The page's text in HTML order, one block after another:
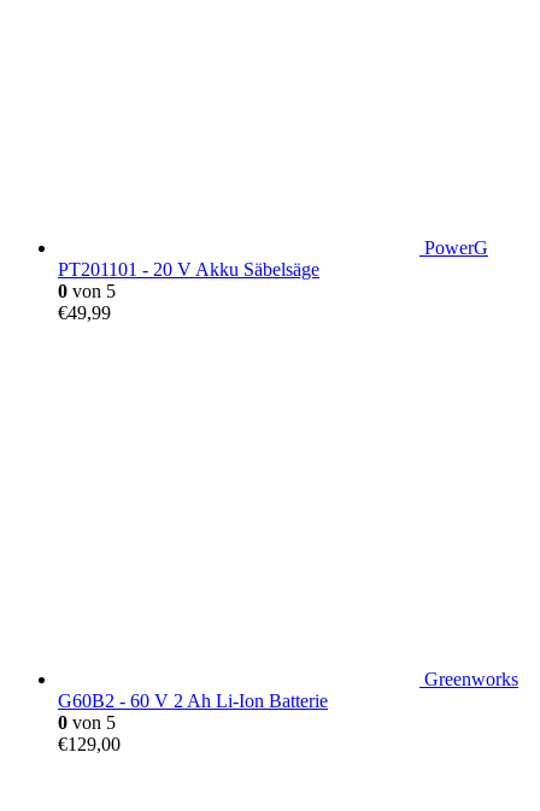
PowerG
PT201101 - 20 V Akku Säbelsäge
0 von 5
€49,99
Greenworks
G60B2 - 60 V 2 Ah Li-Ion Batterie
0 von 5
€129,00